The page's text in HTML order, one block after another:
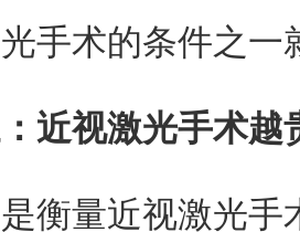
手术的条件之
近视激光手术越
量近视激光手